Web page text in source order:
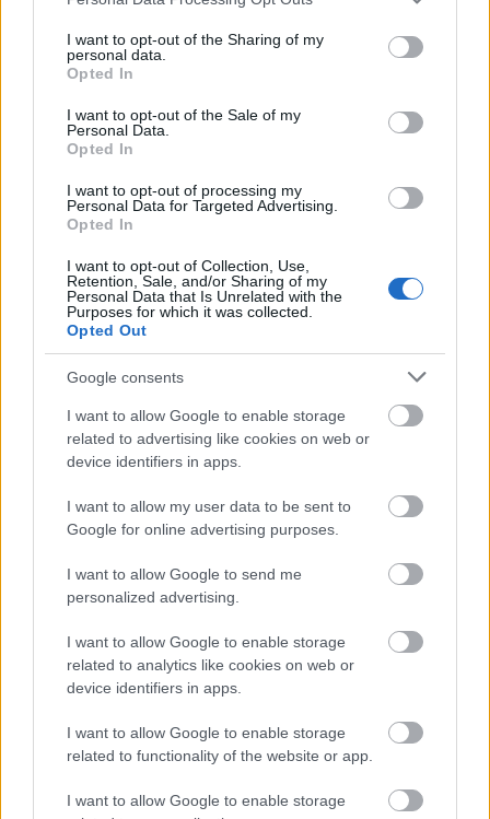
not limited to your visit or usage behaviour. You may click to
grant or deny consent to Google and its third-party tags to
use your data for below specified purposes in below Google
consent section.
I want to opt-out of the Sharing of my
personal data.
Opted In
I want to opt-out of the Sale of my
Personal Data.
Opted In
I want to opt-out of processing my
Personal Data for Targeted Advertising.
Opted In
I want to opt-out of Collection, Use,
Retention, Sale, and/or Sharing of my
Personal Data that Is Unrelated with the
Purposes for which it was collected.
Opted Out
Google consents
I want to allow Google to enable storage
related to advertising like cookies on web or
device identifiers in apps.
I want to allow my user data to be sent to
Google for online advertising purposes.
I want to allow Google to send me
personalized advertising.
I want to allow Google to enable storage
related to analytics like cookies on web or
device identifiers in apps.
I want to allow Google to enable storage
related to functionality of the website or app.
I want to allow Google to enable storage
rhythm of life, respect, peace & love! Zene a
reggae érintésével.
További információkért
Koncert Zene Reggae Budapest Park Ladánybene27
ÉS BIOKERTÉSZKEDÉS A BËLGA ÚJ LEMEZÉN
AZ EMBERSÉG ÜNNEPE
ETNOFON AZ I. ONIFESZT-EN